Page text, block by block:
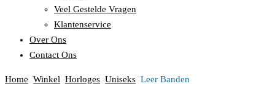
Veel Gestelde Vragen
Klantenservice
Over Ons
Contact Ons
Home Winkel Horloges Uniseks Leer Banden